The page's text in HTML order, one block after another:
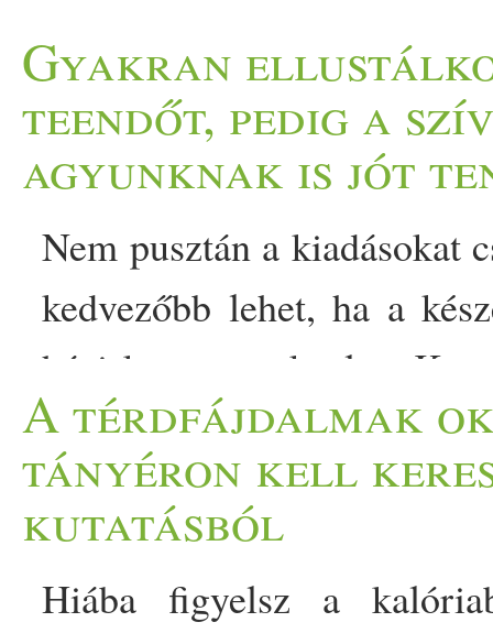
Gyakran
teendőt, pedig a
agyunknak is jót
Nem pusztán a kiadásokat
kedvezőbb lehet, ha a
házi kosztra voksolsz.
főzés segíthet az
csökkentheti a
de még a demencia
hajtós munkanap után,
A térdfájdalmak
tányéron kell
kutatásból
Hiába figyelsz a